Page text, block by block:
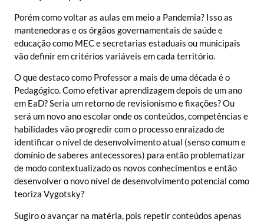
Porém como voltar as aulas em meio a Pandemia? Isso as
mantenedoras e os órgãos governamentais de saúde e
educação como MEC e secretarias estaduais ou municipais
vão definir em critérios variáveis em cada território.
O que destaco como Professor a mais de uma década é o
Pedagógico. Como efetivar aprendizagem depois de um ano
em EaD? Seria um retorno de revisionismo e fixações? Ou
será um novo ano escolar onde os conteúdos, competências e
habilidades vão progredir com o processo enraizado de
identificar o nível de desenvolvimento atual (senso comum e
domínio de saberes antecessores) para então problematizar
de modo contextualizado os novos conhecimentos e então
desenvolver o novo nível de desenvolvimento potencial como
teoriza Vygotsky?
Sugiro o avançar na matéria, pois repetir conteúdos apenas